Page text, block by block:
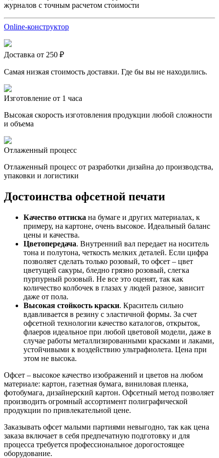
журналов с точным расчетом стоимости
Online-конструктор
Доставка от 250 ₽
Самая низкая стоимость доставки. Где бы вы не находились.
Изготовление от 1 часа
Высокая скорость изготовления продукции любой сложности
и объема
Отлаженный процесс
Отлаженный процесс от разработки дизайна до производства,
упаковки и логистики
Достоинства офсетной печати
Качество оттиска на бумаге и других материалах, к
примеру, на картоне, очень высокое. Идеальный баланс
цены и качества.
Цветопередача. Внутренний вал передает на носитель
тона и полутона, четкость мелких деталей. Если цифра
позволяет сделать только розовый, то офсет – цвет
цветущей сакуры, бледно грязно розовый, слегка
пурпурный розовый. Не все это оценят, так как
количество колбочек в глазах у людей разное, зависит
даже от пола.
Высокая стойкость краски. Краситель сильно
вдавливается в резину с эластичной формы. За счет
офсетной технологии качество каталогов, открыток,
флаеров идеальное при любой цветовой модели, даже в
случае работы металлизированными красками и лаками,
устойчивыми к воздействию ультрафиолета. Цена при
этом не высока.
Офсет – высокое качество изображений и цветов на любом
материале: картон, газетная бумага, виниловая пленка,
фотобумага, дизайнерский картон. Офсетный метод позволяет
производить огромный ассортимент полиграфической
продукции по привлекательной цене.
Заказывать офсет малыми партиями невыгодно, так как цена
заказа включает в себя предпечатную подготовку и для
процесса требуется профессиональное дорогостоящее
оборудование.